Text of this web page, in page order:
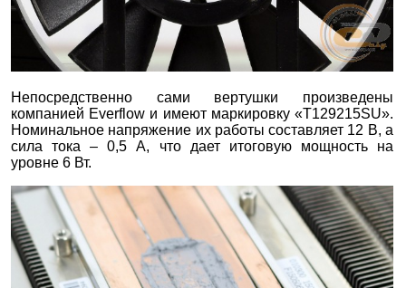
Непосредственно сами вертушки произведены
компанией Everflow и имеют маркировку «T129215SU».
Номинальное напряжение их работы составляет 12 В, а
сила тока – 0,5 А, что дает итоговую мощность на
уровне 6 Вт.